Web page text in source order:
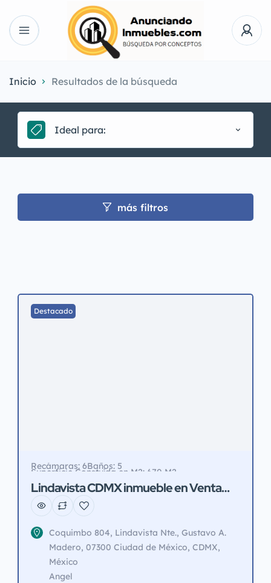
Inicio Resultados de la búsqueda
Ideal para:
más filtros
Destacado
Recámaras: 6Baños: 5
Superficie Constuída en M2: 670 M2
Lindavista CDMX inmueble en Venta
600 m2 terreno
Coquimbo 804, Lindavista Nte., Gustavo A.
Madero, 07300 Ciudad de México, CDMX,
México
Angel